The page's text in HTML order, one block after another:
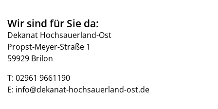
Wir sind für Sie da:
Dekanat Hochsauerland-Ost
Propst-Meyer-Straße 1
59929 Brilon
T: 02961 9661190
E: info@dekanat-hochsauerland-ost.de